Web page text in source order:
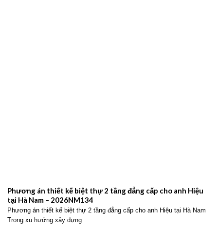
Phương án thiết kế biệt thự 2 tầng đẳng cấp cho anh Hiệu
tại Hà Nam – 2026NM134
Phương án thiết kế biệt thự 2 tầng đẳng cấp cho anh Hiệu tại Hà Nam
Trong xu hướng xây dựng